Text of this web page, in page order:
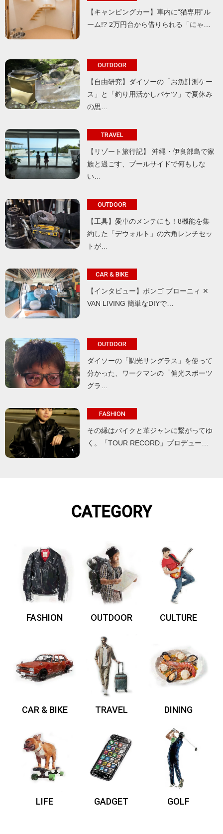
【キャンピングカー】車内に“猫専用”ル
ーム!? 2万円台から借りられる「にゃ…
OUTDOOR
【自由研究】ダイソーの「お魚計測ケー
ス」と「釣り用活かしバケツ」で夏休み
の思…
TRAVEL
【リゾート旅行記】 沖縄・伊良部島で家
族と過ごす、プールサイドで何もしな
い…
OUTDOOR
【工具】愛車のメンテにも！8機能を集
約した「デウォルト」の六角レンチセッ
トが…
CAR & BIKE
【インタビュー】ボンゴ ブローニィ ✕
VAN LIVING 簡単なDIYで…
OUTDOOR
ダイソーの「調光サングラス」を使って
分かった、ワークマンの「偏光スポーツ
グラ…
FASHION
その縁はバイクと革ジャンに繋がってゆ
く。「TOUR RECORD」プロデュー…
CATEGORY
FASHION OUTDOOR CULTURE
CAR & BIKE TRAVEL DINING
LIFE GADGET GOLF